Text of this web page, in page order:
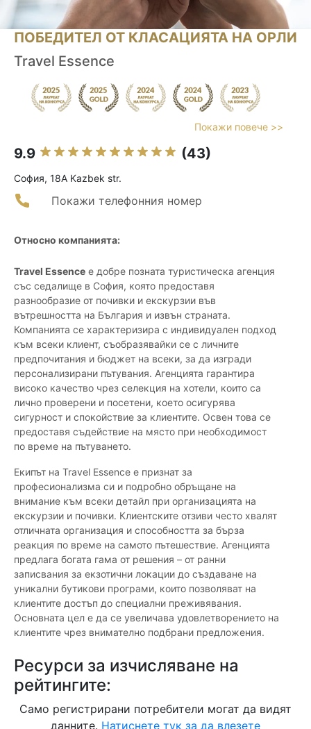
ПОБЕДИТЕЛ ОТ КЛАСАЦИЯТА НА ОРЛИ
Travel Essence
Покажи повече >>
9.9 (43)
София, 18А Kazbek str.
Покажи телефонния номер
Относно компанията:
Travel Essence е добре позната туристическа агенция
със седалище в София, която предоставя
разнообразие от почивки и екскурзии във
вътрешността на България и извън страната.
Компанията се характеризира с индивидуален подход
към всеки клиент, съобразявайки се с личните
предпочитания и бюджет на всеки, за да изгради
персонализирани пътувания. Агенцията гарантира
високо качество чрез селекция на хотели, които са
лично проверени и посетени, което осигурява
сигурност и спокойствие за клиентите. Освен това се
предоставя съдействие на място при необходимост
по време на пътуването.
Екипът на Travel Essence е признат за
професионализма си и подробно обръщане на
внимание към всеки детайл при организацията на
екскурзии и почивки. Клиентските отзиви често хвалят
отличната организация и способността за бърза
реакция по време на самото пътешествие. Агенцията
предлага богата гама от решения – от ранни
записвания за екзотични локации до създаване на
уникални бутикови програми, които позволяват на
клиентите достъп до специални преживявания.
Основната цел е да се увеличава удовлетворението на
клиентите чрез внимателно подбрани предложения.
Ресурси за изчисляване на
рейтингите:
Само регистрирани потребители могат да видят
данните. Натиснете тук за да влезете